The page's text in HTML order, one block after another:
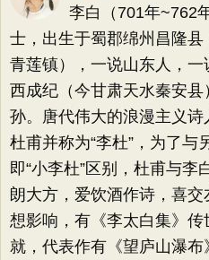
李白（701年~762
士，出生于蜀郡绵州昌隆
青莲镇），一说山东人，
西成纪（今甘肃天水秦安
孙。唐代伟大的浪漫主义诗
杜甫并称为“李杜”，为了与
即“小李杜”区别，杜甫与李
朗大方，爱饮酒作诗，喜
想影响，有《李太白集》
就，代表作有《望庐山瀑布